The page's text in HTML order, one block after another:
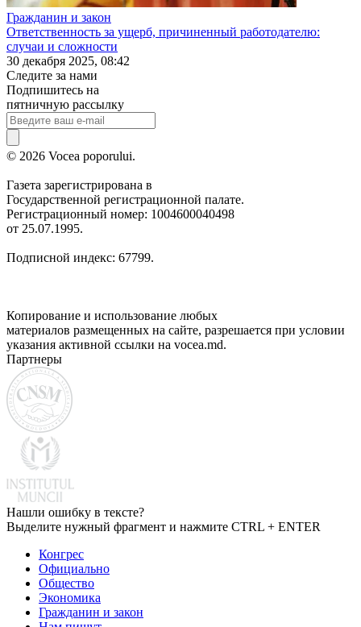
Гражданин и закон
Ответственность за ущерб, причиненный работодателю:
случаи и сложности
30 декабря 2025, 08:42
Следите за нами
Подпишитесь на
пятничную рассылку
© 2026 Vocea poporului.
Газета зарегистрирована в
Государственной регистрационной палате.
Регистрационный номер: 1004600040498
от 25.07.1995.
Подписной индекс: 67799.
Копирование и использование любых
материалов размещенных на сайте, разрешается при условии
указания активной ссылки на vocea.md.
Партнеры
Нашли ошибку в тексте?
Выделите нужный фрагмент и нажмите CTRL + ENTER
Конгрес
Официально
Общество
Экономика
Гражданин и закон